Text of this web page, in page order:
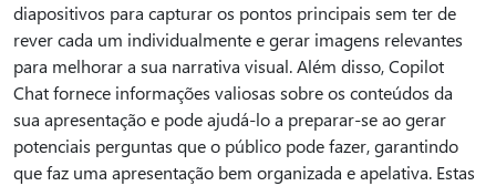
diapositivos para capturar os pontos principais sem ter de
rever cada um individualmente e gerar imagens relevantes
para melhorar a sua narrativa visual. Além disso, Copilot
Chat fornece informações valiosas sobre os conteúdos da
sua apresentação e pode ajudá-lo a preparar-se ao gerar
potenciais perguntas que o público pode fazer, garantindo
que faz uma apresentação bem organizada e apelativa. Estas